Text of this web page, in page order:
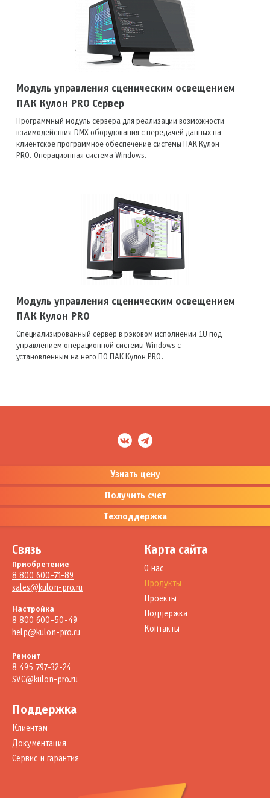
Модуль управления сценическим освещением
ПАК Кулон PRO Сервер
Программный модуль сервера для реализации возможности
взаимодействия DMX оборудования с передачей данных на
клиентское программное обеспечение системы ПАК Кулон
PRO. Операционная система Windows.
Модуль управления сценическим освещением
ПАК Кулон PRO
Специализированный сервер в рэковом исполнении 1U под
управлением операционной системы Windows с
установленным на него ПО ПАК Кулон PRO.
Узнать цену
Получить счет
Техподдержка
Связь
Приобретение
8 800 600-71-89
sales@kulon-pro.ru
Настройка
8 800 600-50-49
help@kulon-pro.ru
Ремонт
8 495 797-32-24
SVC@kulon-pro.ru
Карта сайта
О нас
Продукты
Проекты
Поддержка
Контакты
Поддержка
Клиентам
Документация
Сервис и гарантия